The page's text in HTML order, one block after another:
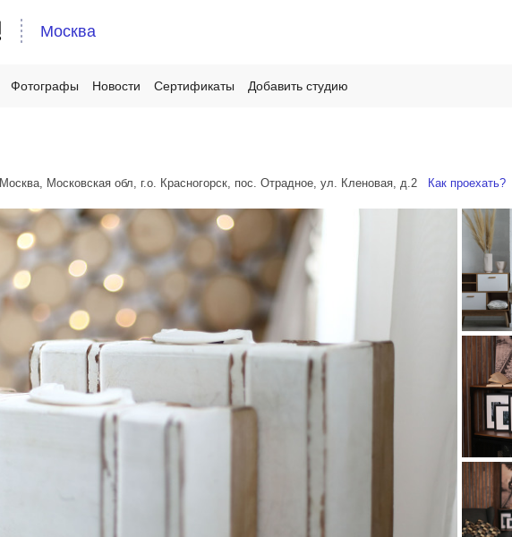
Москва
Фотографы Новости Сертификаты Добавить студию
Москва, Московская обл, г.о. Красногорск, пос. Отрадное, ул. Кленовая, д.2 Как проехать?